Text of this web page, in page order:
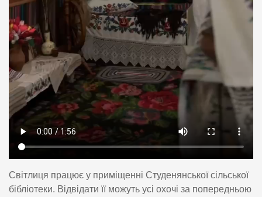
Світлиця працює у приміщенні Студенянської сільської
бібліотеки. Відвідати її можуть усі охочі за попередньою